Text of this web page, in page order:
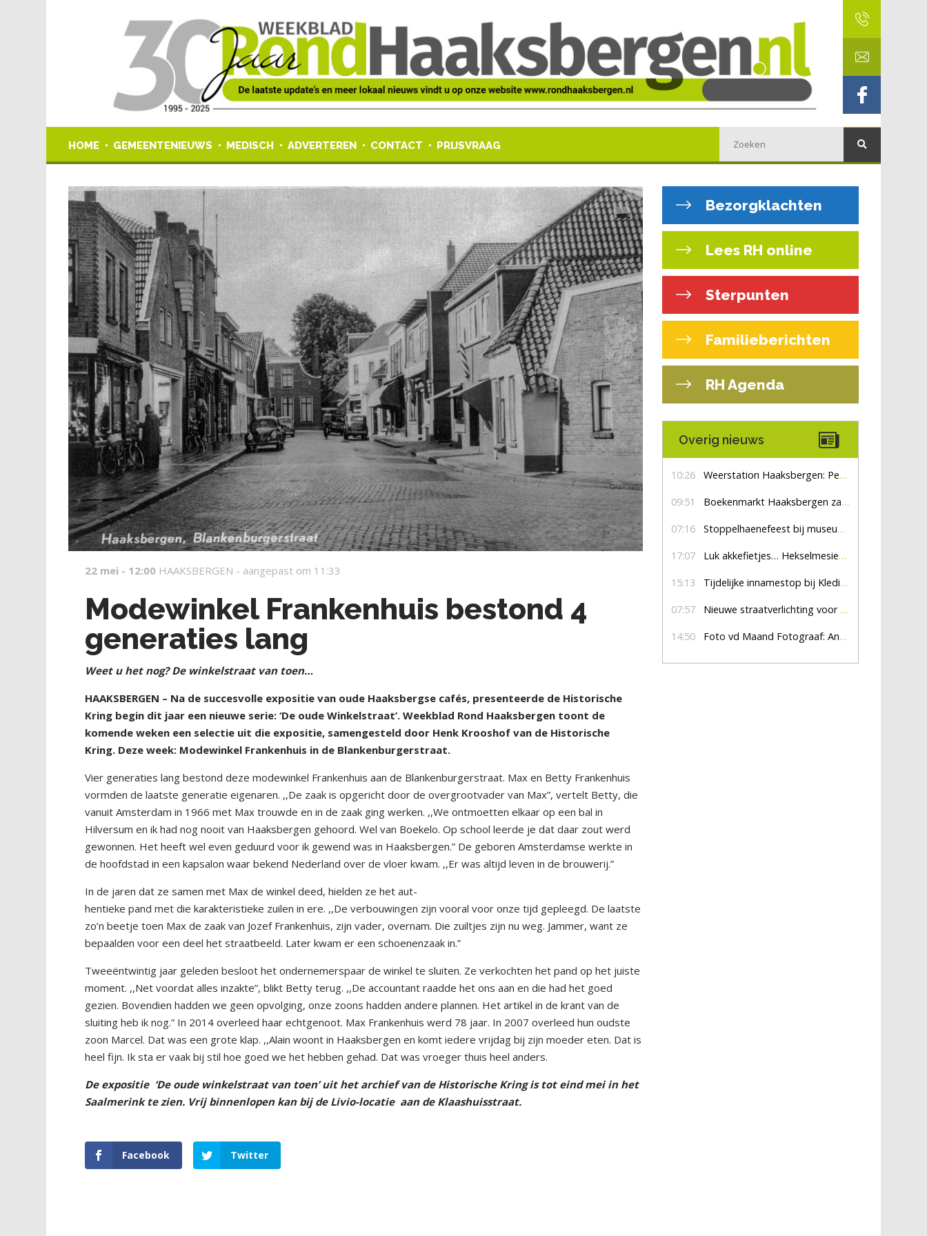
HOME GEMEENTENIEUWS MEDISCH ADVERTEREN CONTACT PRIJSVRAAG
22 mei - 12:00 HAAKSBERGEN - aangepast om 11:33
Modewinkel Frankenhuis bestond 4
generaties lang
Weet u het nog? De winkelstraat van toen…
HAAKSBERGEN – Na de succesvolle expositie van oude Haaksbergse cafés, presenteerde de Historische
Kring begin dit jaar een nieuwe serie: ‘De oude Winkelstraat’. Weekblad Rond Haaksbergen toont de
komende weken een selectie uit die expositie, samengesteld door Henk Krooshof van de Historische
Kring. Deze week: Modewinkel Frankenhuis in de Blankenburgerstraat.
Vier generaties lang bestond deze modewinkel Frankenhuis aan de Blankenburgerstraat. Max en Betty Frankenhuis
vormden de laatste generatie eigenaren. ,,De zaak is opgericht door de overgrootvader van Max”, vertelt Betty, die
vanuit Amsterdam in 1966 met Max trouwde en in de zaak ging werken. ,,We ontmoetten elkaar op een bal in
Hilversum en ik had nog nooit van Haaksbergen gehoord. Wel van Boekelo. Op school leerde je dat daar zout werd
gewonnen. Het heeft wel even geduurd voor ik gewend was in Haaksbergen.” De geboren Amsterdamse werkte in
de hoofdstad in een kapsalon waar bekend Nederland over de vloer kwam. ,,Er was altijd leven in de brouwerij.”
In de jaren dat ze samen met Max de winkel deed, hielden ze het aut-
hentieke pand met die karakteristieke zuilen in ere. ,,De verbouwingen zijn vooral voor onze tijd gepleegd. De laatste
zo’n beetje toen Max de zaak van Jozef Frankenhuis, zijn vader, overnam. Die zuiltjes zijn nu weg. Jammer, want ze
bepaalden voor een deel het straatbeeld. Later kwam er een schoenenzaak in.”
Tweeëntwintig jaar geleden besloot het ondernemerspaar de winkel te sluiten. Ze verkochten het pand op het juiste
moment. ,,Net voordat alles inzakte”, blikt Betty terug. ,,De accountant raadde het ons aan en die had het goed
gezien. Bovendien hadden we geen opvolging, onze zoons hadden andere plannen. Het artikel in de krant van de
sluiting heb ik nog.” In 2014 overleed haar echtgenoot. Max Frankenhuis werd 78 jaar. In 2007 overleed hun oudste
zoon Marcel. Dat was een grote klap. ,,Alain woont in Haaksbergen en komt iedere vrijdag bij zijn moeder eten. Dat is
heel fijn. Ik sta er vaak bij stil hoe goed we het hebben gehad. Dat was vroeger thuis heel anders.
De expositie ‘De oude winkelstraat van toen’ uit het archief van de Historische Kring is tot eind mei in het
Saalmerink te zien. Vrij binnenlopen kan bij de Livio-locatie aan de Klaashuisstraat.
Facebook Twitter
Bezorgklachten
Lees RH online
Sterpunten
Familieberichten
RH Agenda
Overig nieuws
10:26 Weerstation Haaksbergen: Perioden met zon en droog
09:51 Boekenmarkt Haaksbergen zaterdag 8 augustus, marktplein Haaksbergen
07:16 Stoppelhaenefeest bij museum De Lebbenbrugge
17:07 Luk akkefietjes… HekselmesienHarry
15:13 Tijdelijke innamestop bij Kledingbank Stefania
07:57 Nieuwe straatverlichting voor De Veldmaat en De Pas
14:50 Foto vd Maand Fotograaf: Anna Jalving